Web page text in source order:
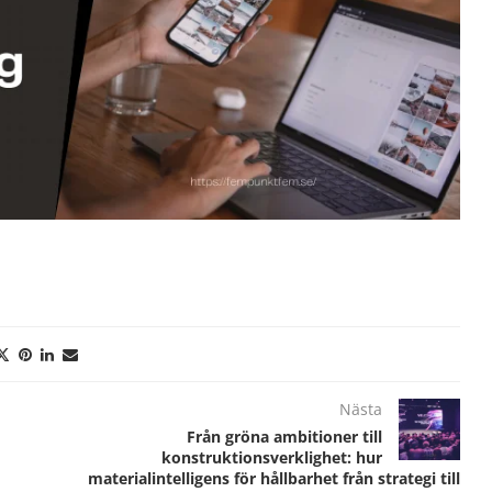
Nästa
Från gröna ambitioner till
konstruktionsverklighet: hur
materialintelligens för hållbarhet från strategi till